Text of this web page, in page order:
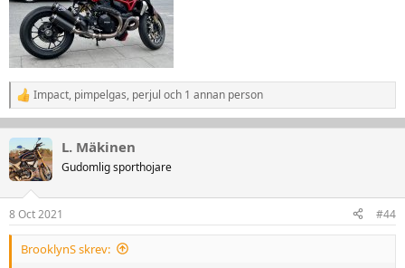
R
e
a
k
t
i
n
e
r
Impact, pimpelgas, perjul och 1 annan person
L. Mäkinen
Gudomlig sporthojare
8 Oct 2021 #44
BrooklynS skrev: